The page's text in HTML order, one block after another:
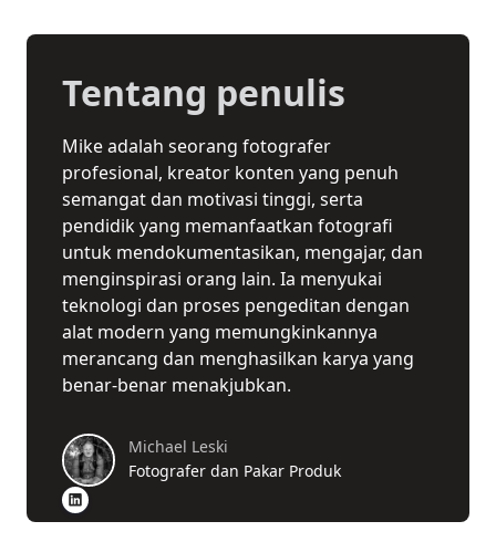
Tentang penulis
Mike adalah seorang fotografer
profesional, kreator konten yang penuh
semangat dan motivasi tinggi, serta
pendidik yang memanfaatkan fotografi
untuk mendokumentasikan, mengajar, dan
menginspirasi orang lain. Ia menyukai
teknologi dan proses pengeditan dengan
alat modern yang memungkinkannya
merancang dan menghasilkan karya yang
benar-benar menakjubkan.
Michael Leski
Fotografer dan Pakar Produk